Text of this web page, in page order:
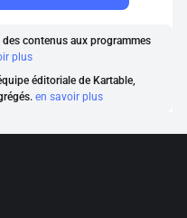
contenus aux programmes
plus
éditoriale de Kartable,
en savoir plus